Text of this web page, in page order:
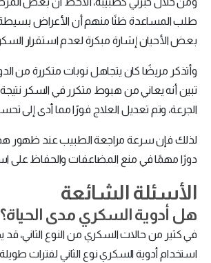
طلب المساعدة ظنًا منهم أن الأعراض
بعض الأحيان إشارة مبكرة لعدم استقرار
وأتذكر مريضًا كان يتجاهل نوبات متكررة من
تبين أنه يعاني من هبوط متكرر في السكر
الجرعة، وتم تعديل العلاج فورًا مما أدى إلى
لذلك فإن سرعة مراجعة الطبيب عند ظهور
دورًا مهمًا في منع المضاعفات والحفاظ على
الأسئلة الشائعة
هل أدوية السكري مدى الحياة؟
في كثير من حالات السكري من النوع الثاني، قد
استخدام أدوية السكري نوع الثاني لفترات